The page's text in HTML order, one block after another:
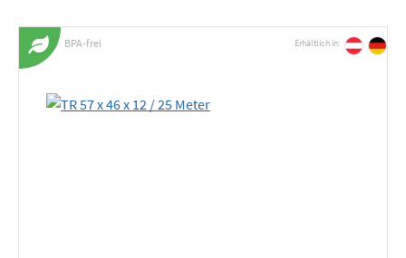
BPA-frei Erhältlich in: